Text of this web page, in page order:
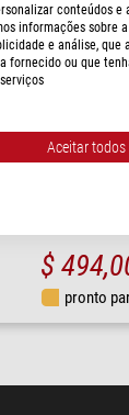
$
pronto
Zoffoli
Globo com
$
pronto
conteúdos e
informações sobre
e análise, que
fornecido ou que
Aceitar todos